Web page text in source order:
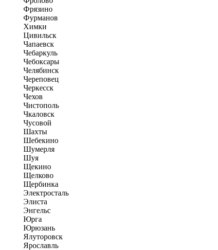
Фрязино
Фурманов
Химки
Цивильск
Чапаевск
Чебаркуль
Чебоксары
Челябинск
Череповец
Черкесск
Чехов
Чистополь
Чкаловск
Чусовой
Шахты
Шебекино
Шумерля
Шуя
Щекино
Щелково
Щербинка
Электросталь
Элиста
Энгельс
Юрга
Юрюзань
Ялуторовск
Ярославль